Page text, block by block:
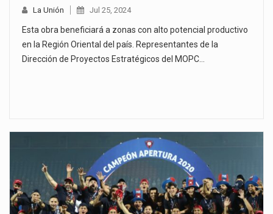
La Unión Jul 25, 2024
Esta obra beneficiará a zonas con alto potencial productivo
en la Región Oriental del país. Representantes de la
Dirección de Proyectos Estratégicos del MOPC…